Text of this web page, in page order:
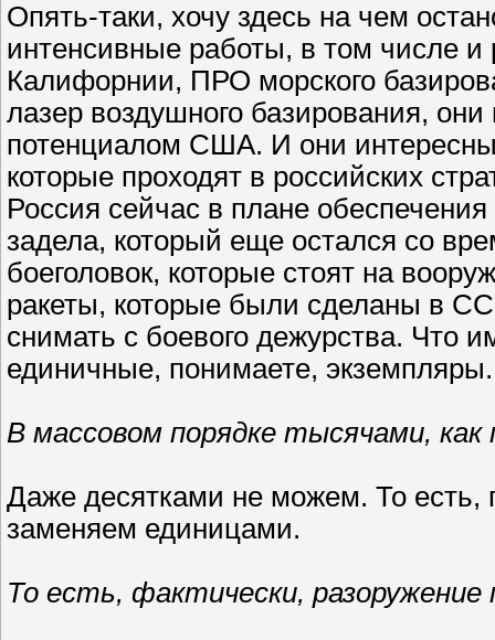
Опять-таки, хочу здесь на чем
интенсивные работы, в том числе
Калифорнии, ПРО морского
лазер воздушного базирования,
потенциалом США. И они интересны
которые проходят в российских
Россия сейчас в плане
задела, который еще остался со
боеголовок, которые стоят на
ракеты, которые были сделаны в
снимать с боевого дежурства. Что
единичные, понимаете, экземпляры.
В массовом порядке тысячами,
Даже десятками не можем. То есть,
заменяем единицами.
То есть, фактически,